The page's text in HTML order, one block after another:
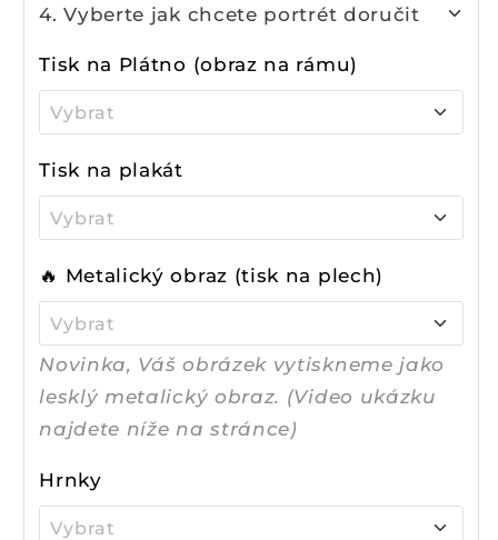
4. Vyberte jak chcete portrét doručit
Tisk na Plátno (obraz na rámu)
Vybrat
140x105 cm + 2 490 Kč
⭐120x90 cm + 1 990 Kč
105x70 cm + 1 590 Kč
60x45 cm + 990 Kč
⭐40x30 cm + 690 Kč
30x22.5 cm + 490 Kč
Tisk na plakát
Vybrat
70x50 cm + 590 Kč
60x40 cm + 490 Kč
40x30 cm + 390 Kč
🔥 Metalický obraz (tisk na plech)
Vybrat
70x50 cm + 2390 Kč
56x40 cm + 1890 Kč
42x30 cm + 1490 Kč
Novinka, Váš obrázek vytiskneme jako
lesklý metalický obraz. (Video ukázku
najdete níže na stránce)
Hrnky
Vybrat